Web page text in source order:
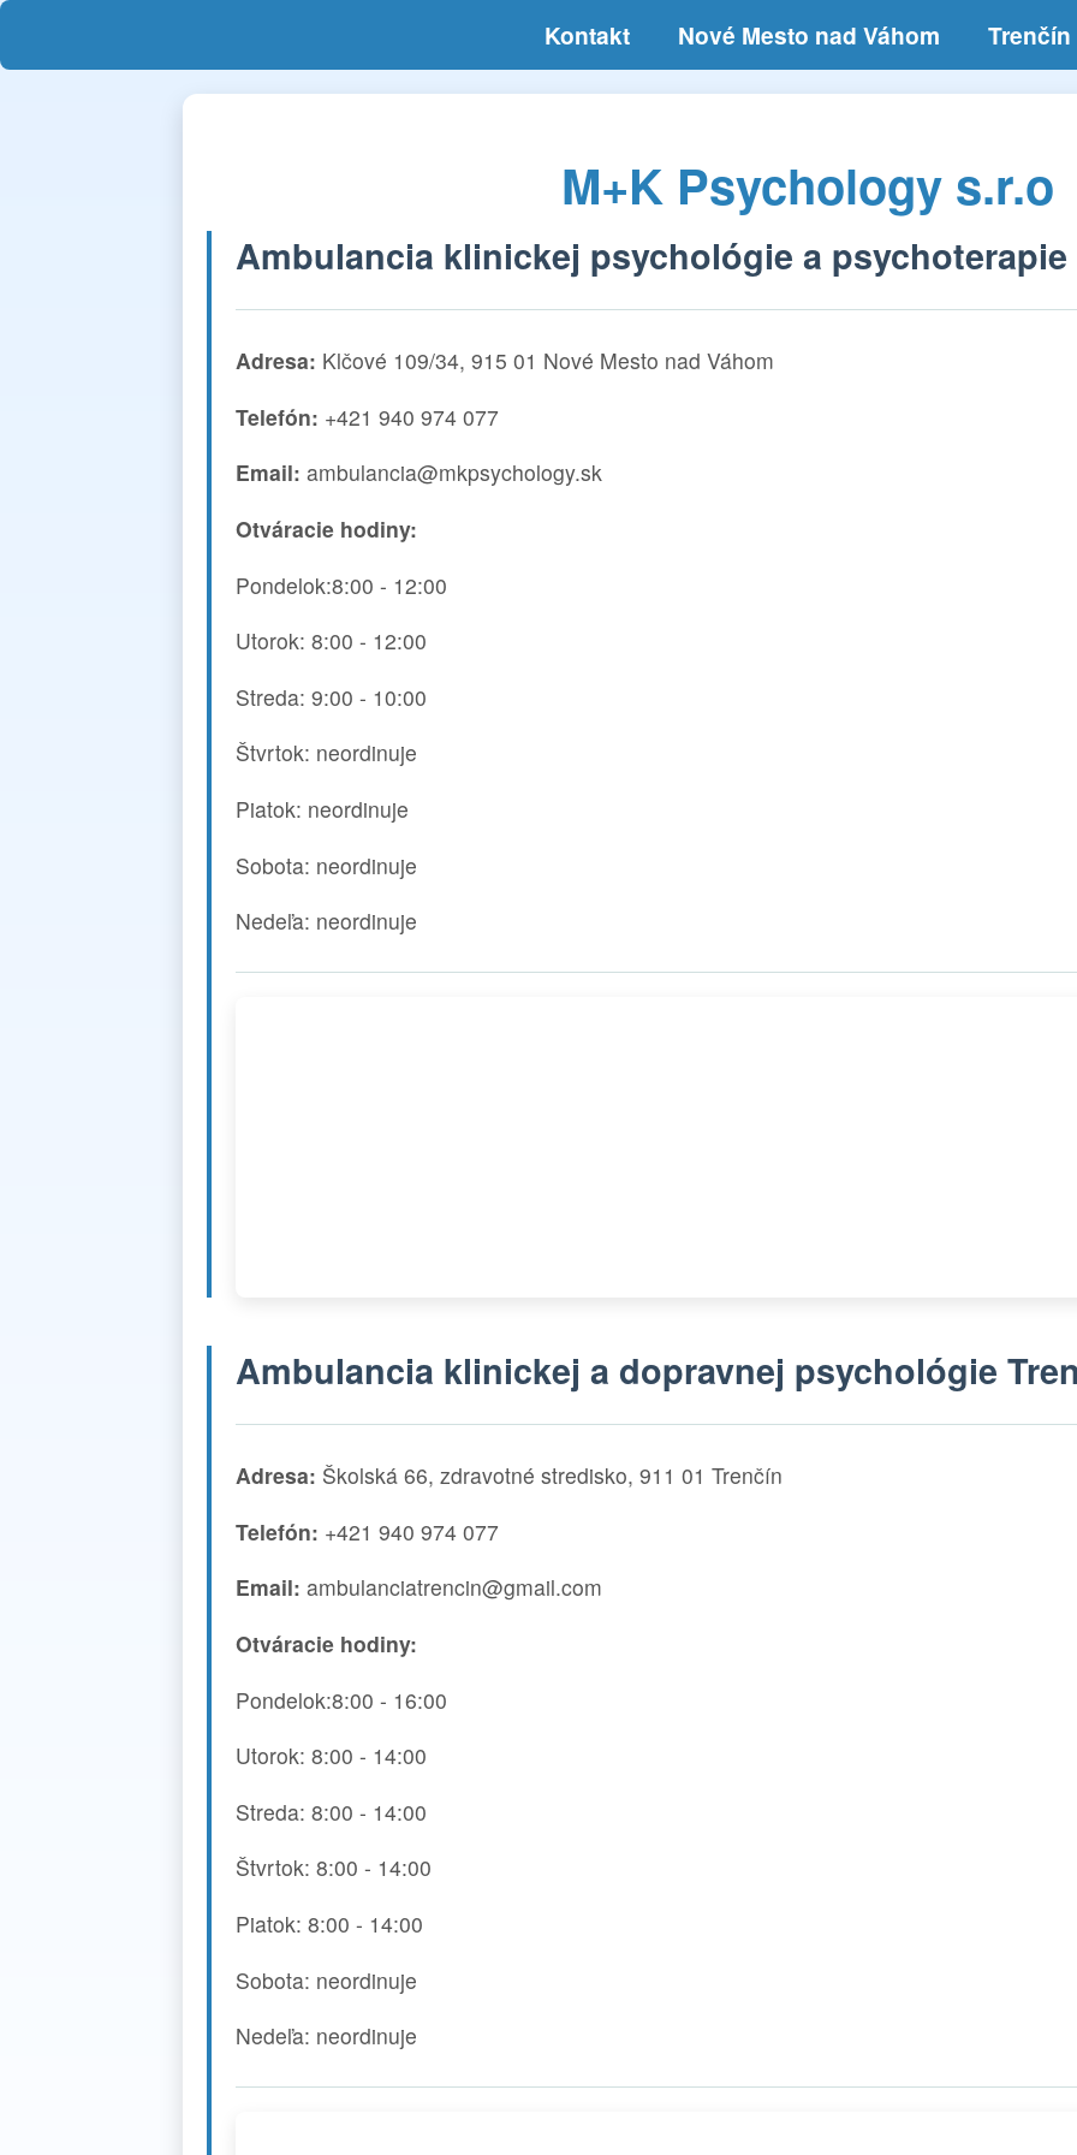
Kontakt Nové Mesto nad Váhom Trenčín
M+K Psychology s.r.o
Ambulancia klinickej psychológie a psychoterapie
Adresa: Klčové 109/34, 915 01 Nové Mesto nad Váhom
Telefón: +421 940 974 077
Email: ambulancia@mkpsychology.sk
Otváracie hodiny:
Pondelok:8:00 - 12:00
Utorok: 8:00 - 12:00
Streda: 9:00 - 10:00
Štvrtok: neordinuje
Piatok: neordinuje
Sobota: neordinuje
Nedeľa: neordinuje
Ambulancia klinickej a dopravnej psychológie
Adresa: Školská 66, zdravotné stredisko, 911 01 Trenčín
Telefón: +421 940 974 077
Email: ambulanciatrencin@gmail.com
Otváracie hodiny:
Pondelok:8:00 - 16:00
Utorok: 8:00 - 14:00
Streda: 8:00 - 14:00
Štvrtok: 8:00 - 14:00
Piatok: 8:00 - 14:00
Sobota: neordinuje
Nedeľa: neordinuje